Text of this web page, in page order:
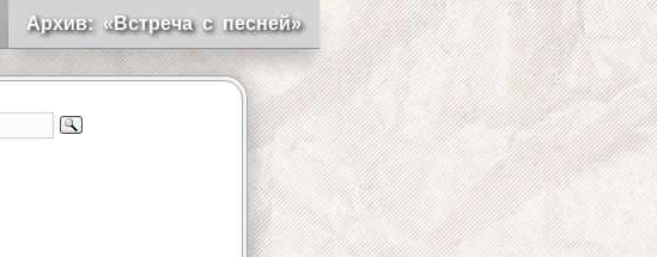
Архив: «Встреча с песней»